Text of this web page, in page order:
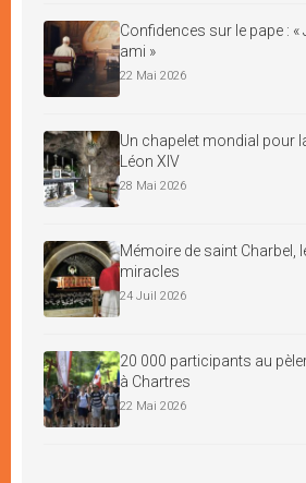
Confidences sur le pape : «
ami »
22 Mai 2026
Un chapelet mondial pour
Léon XIV
28 Mai 2026
Mémoire de saint Charbel,
miracles
24 Juil 2026
20 000 participants au
à Chartres
22 Mai 2026